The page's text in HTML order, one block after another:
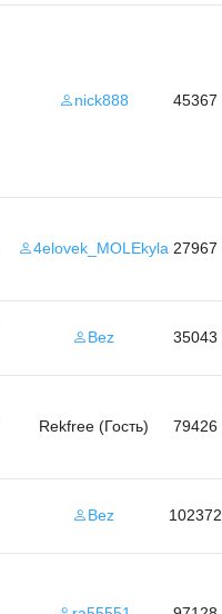
nick888 45367
4elovek_MOLEkyla 27967
Bez 35043
Rekfree (Гость) 79426
Bez 102372